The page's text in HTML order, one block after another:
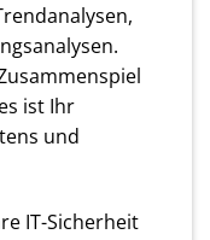
ist Ihr
und
IT-Sicherheit